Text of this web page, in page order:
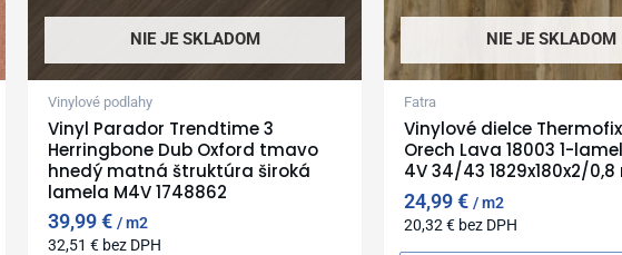
NIE JE SKLADOM
Vinylové podlahy
Vinyl Parador Trendtime 3
Herringbone Dub Oxford tmavo
hnedý matná štruktúra široká
lamela M4V 1748862
39,99€ m2
32,51 € bez DPH
NIE JE SKLADOM
Fatra
Vinylové dielce Thermofix
Orech Lava 18003 1-
4V 34/43 1829x180x2/
24,99€ m2
20,32 € bez DPH